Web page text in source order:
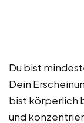
Du bist
Dein
bist körperlich
und